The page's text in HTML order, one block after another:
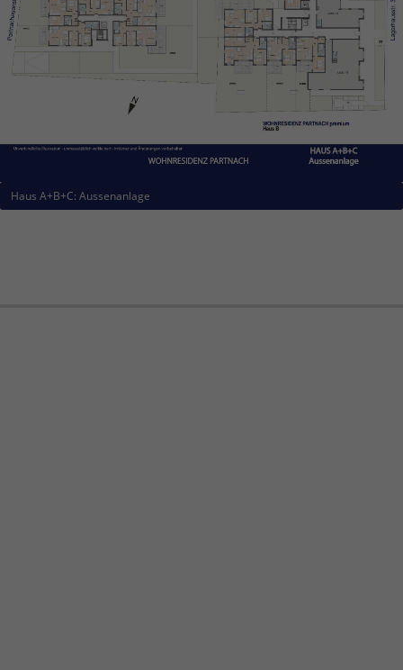
Haus A+B+C: Aussenanlage